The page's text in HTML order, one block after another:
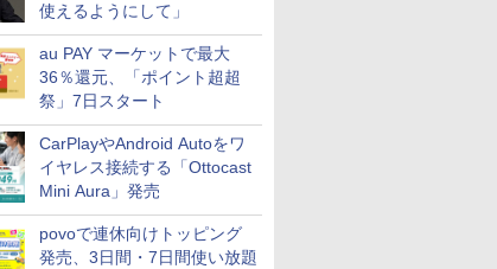
使えるようにして」
au PAY マーケットで最大
36％還元、「ポイント超超
祭」7日スタート
CarPlayやAndroid Autoをワ
イヤレス接続する「Ottocast
Mini Aura」発売
povoで連休向けトッピング
発売、3日間・7日間使い放題